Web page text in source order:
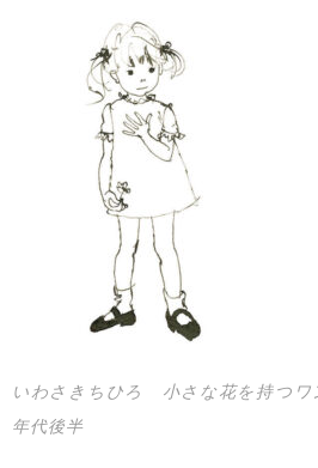
いわさきちひろ 小さな花を持つ
年代後半